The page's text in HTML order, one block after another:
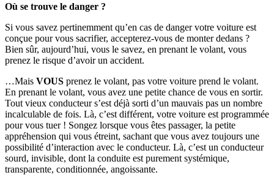
Où se trouve le danger ?
Si vous savez pertinemment qu’en cas de danger votre voiture est
conçue pour vous sacrifier, accepterez-vous de monter dedans ?
Bien sûr, aujourd’hui, vous le savez, en prenant le volant, vous
prenez le risque d’avoir un accident.
…Mais VOUS prenez le volant, pas votre voiture prend le volant.
En prenant le volant, vous avez une petite chance de vous en sortir.
Tout vieux conducteur s’est déjà sorti d’un mauvais pas un nombre
incalculable de fois. Là, c’est différent, votre voiture est programmée
pour vous tuer ! Songez lorsque vous êtes passager, la petite
appréhension qui vous étreint, sachant que vous avez toujours une
possibilité d’interaction avec le conducteur. Là, c’est un conducteur
sourd, invisible, dont la conduite est purement systémique,
transparente, conditionnée, angoissante.